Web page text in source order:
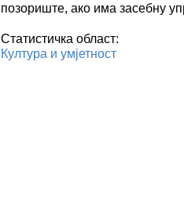
позориште, ако има засебну
Статистичка област:
Култура и умјетност